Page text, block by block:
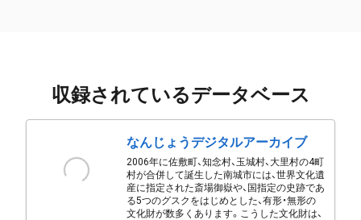
収録されているデータベース
なんじょうデジタルアーカイブ
2006年に佐敷町、知念村、玉城村、大里村の4町
村が合併して誕生した南城市には、世界文化遺
産に指定された斎場御嶽や、国指定の史跡であ
る5つのグスクをはじめとした、有形・無形の
文化財が数多くあります。こうした文化財は、